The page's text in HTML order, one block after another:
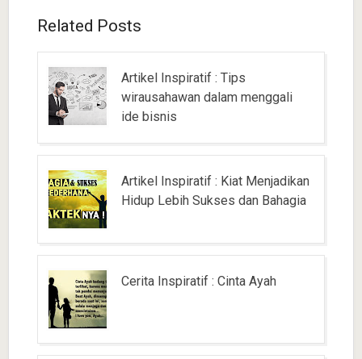
Related Posts
Artikel Inspiratif : Tips
wirausahawan dalam menggali
ide bisnis
Artikel Inspiratif : Kiat Menjadikan
Hidup Lebih Sukses dan Bahagia
Cerita Inspiratif : Cinta Ayah